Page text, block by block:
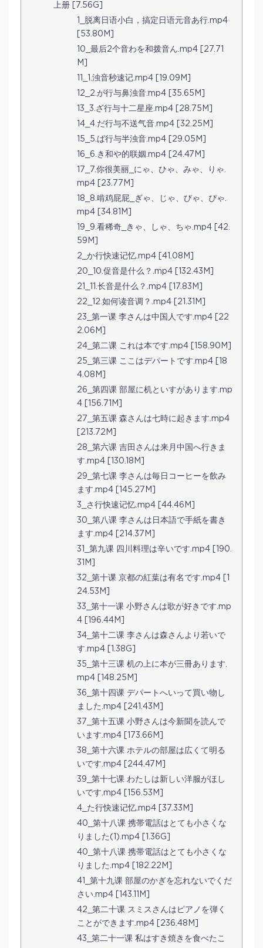
上册 [7.56G]
1_脱离日语小白，搞定日语元音あ行.mp4
[53.80M]
10_最后2个音わを和拨音ん.mp4 [27.71
M]
11_1.浊音秒速记.mp4 [19.09M]
12_2.が行与鼻浊音.mp4 [35.65M]
13_3.ざ行与十二星座.mp4 [28.75M]
14_4.だ行与不送气音.mp4 [32.25M]
15_5.ば行与半浊音.mp4 [29.05M]
16_6.き和や的联姻.mp4 [24.47M]
17_7.你很美丽_にゃ、ひゃ、みゃ、りゃ.
mp4 [23.77M]
18_8.啃鸡屁屁_ぎゃ、じゃ、びゃ、ぴゃ.
mp4 [34.81M]
19_9.看稀奇_きゃ、しゃ、ちゃ.mp4 [42.
59M]
2_か行快速记忆.mp4 [41.08M]
20_10.促音是什么？.mp4 [132.43M]
21_11.长音是什么？.mp4 [17.83M]
22_12.如何读音调？.mp4 [21.31M]
23_第一课 李さんは中国人です.mp4 [22
2.06M]
24_第二课 これは本です.mp4 [158.90M]
25_第三课 ここはデパートです.mp4 [18
4.08M]
26_第四课 部屋に机といすがあります.mp
4 [156.71M]
27_第五课 森さんは七時に起きます.mp4
[213.72M]
28_第六课 吉田さんは来月中国へ行きま
す.mp4 [130.18M]
29_第七课 李さんは毎日コーヒーを飲み
ます.mp4 [145.27M]
3_さ行快速记忆.mp4 [44.46M]
30_第八课 李さんは日本語で手紙を書き
ます.mp4 [214.37M]
31_第九课 四川料理は辛いです.mp4 [190.
31M]
32_第十课 京都の紅葉は有名です.mp4 [1
24.53M]
33_第十一课 小野さんは歌が好きです.mp
4 [196.44M]
34_第十二课 李さんは森さんより若いで
す.mp4 [1.38G]
35_第十三课 机の上に本が三冊あります.
mp4 [148.25M]
36_第十四课 デパートへいって買い物し
ました.mp4 [241.43M]
37_第十五课 小野さんは今新聞を読んで
います.mp4 [173.66M]
38_第十六课 ホテルの部屋は広くて明る
いです.mp4 [244.47M]
39_第十七课 わたしは新しい洋服がほし
いです.mp4 [156.53M]
4_た行快速记忆.mp4 [37.33M]
40_第十八课 携帯電話はとても小さくな
りました(1).mp4 [1.36G]
40_第十八课 携帯電話はとても小さくな
りました.mp4 [182.22M]
41_第十九课 部屋のかぎを忘れないでくだ
さい.mp4 [143.11M]
42_第二十课 スミスさんはピアノを弾く
ことができます.mp4 [236.48M]
43_第二十一课 私はすき焼きを食べたこ